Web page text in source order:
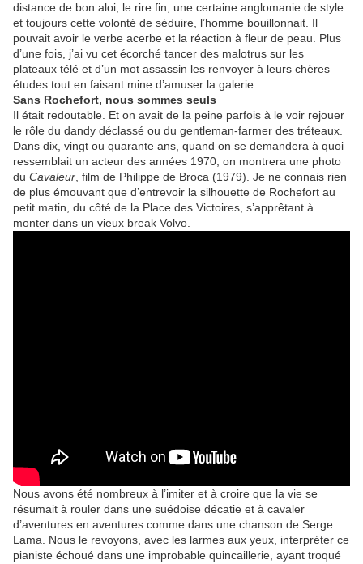
distance de bon aloi, le rire fin, une certaine anglomanie de style
et toujours cette volonté de séduire, l’homme bouillonnait. Il
pouvait avoir le verbe acerbe et la réaction à fleur de peau. Plus
d’une fois, j’ai vu cet écorché tancer des malotrus sur les
plateaux télé et d’un mot assassin les renvoyer à leurs chères
études tout en faisant mine d’amuser la galerie.
Sans Rochefort, nous sommes seuls
Il était redoutable. Et on avait de la peine parfois à le voir rejouer
le rôle du dandy déclassé ou du gentleman-farmer des tréteaux.
Dans dix, vingt ou quarante ans, quand on se demandera à quoi
ressemblait un acteur des années 1970, on montrera une photo
du Cavaleur, film de Philippe de Broca (1979). Je ne connais rien
de plus émouvant que d’entrevoir la silhouette de Rochefort au
petit matin, du côté de la Place des Victoires, s’apprêtant à
monter dans un vieux break Volvo.
Nous avons été nombreux à l’imiter et à croire que la vie se
résumait à rouler dans une suédoise décatie et à cavaler
d’aventures en aventures comme dans une chanson de Serge
Lama. Nous le revoyons, avec les larmes aux yeux, interpréter ce
pianiste échoué dans une improbable quincaillerie, ayant troqué